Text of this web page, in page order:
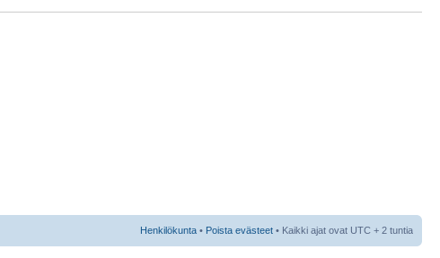
Henkilökunta • Poista evästeet • Kaikki ajat ovat UTC + 2 tuntia